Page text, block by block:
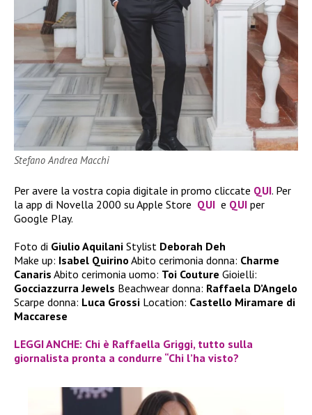
Stefano Andrea Macchi
Per avere la vostra copia digitale in promo cliccate QUI. Per
la app di Novella 2000 su Apple Store QUI e QUI per
Google Play.
Foto di Giulio Aquilani Stylist Deborah Deh
Make up: Isabel Quirino Abito cerimonia donna: Charme
Canaris Abito cerimonia uomo: Toi Couture Gioielli:
Gocciazzurra Jewels Beachwear donna: Raffaela D’Angelo
Scarpe donna: Luca Grossi Location: Castello Miramare di
Maccarese
LEGGI ANCHE: Chi è Raffaella Griggi, tutto sulla
giornalista pronta a condurre “Chi l’ha visto?